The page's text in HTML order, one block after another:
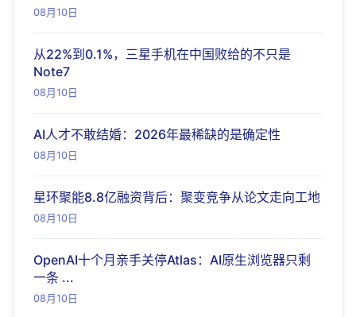
08月10日
从22%到0.1%，三星手机在中国败给的不只是
Note7
08月10日
AI人才不敢结婚：2026年最稀缺的是确定性
08月10日
星环聚能8.8亿融资背后：聚变竞争从论文走向工地
08月10日
OpenAI十个月亲手关停Atlas：AI原生浏览器只剩
一条 ...
08月10日